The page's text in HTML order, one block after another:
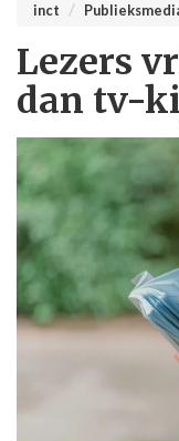
inct
Lezers
dan tv-